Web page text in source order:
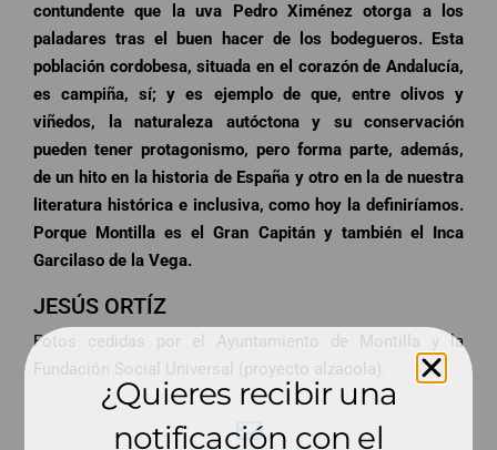
contundente que la uva Pedro Ximénez otorga a los
paladares tras el buen hacer de los bodegueros. Esta
población cordobesa, situada en el corazón de Andalucía,
es campiña, sí; y es ejemplo de que, entre olivos y
viñedos, la naturaleza autóctona y su conservación
pueden tener protagonismo, pero forma parte, además,
de un hito en la historia de España y otro en la de nuestra
literatura histórica e inclusiva, como hoy la definiríamos.
Porque Montilla es el Gran Capitán y también el Inca
Garcilaso de la Vega.
JESÚS ORTÍZ
Fotos cedidas por el Ayuntamiento de Montilla y la
Fundación Social Universal (proyecto alzacola).
¿Quieres recibir una
notificación con el